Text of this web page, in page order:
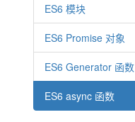
ES6 模块
ES6 Promise 对象
ES6 Generator 函数
ES6 async 函数